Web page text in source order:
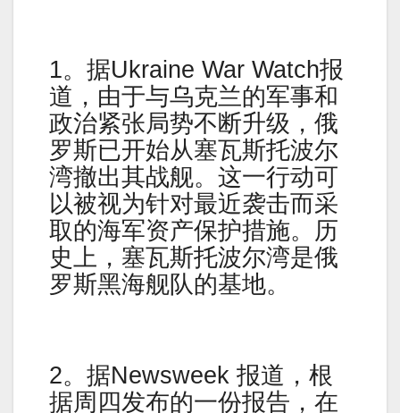
1。据Ukraine War Watch报
道，由于与乌克兰的军事和
政治紧张局势不断升级，俄
罗斯已开始从塞瓦斯托波尔
湾撤出其战舰。这一行动可
以被视为针对最近袭击而采
取的海军资产保护措施。历
史上，塞瓦斯托波尔湾是俄
罗斯黑海舰队的基地。
2。据Newsweek 报道，根
据周四发布的一份报告，在